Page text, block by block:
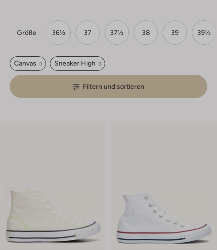
Größe
36 36½ 37 37½ 38 39 39½
Canvas Sneaker High
Filtern und sortieren